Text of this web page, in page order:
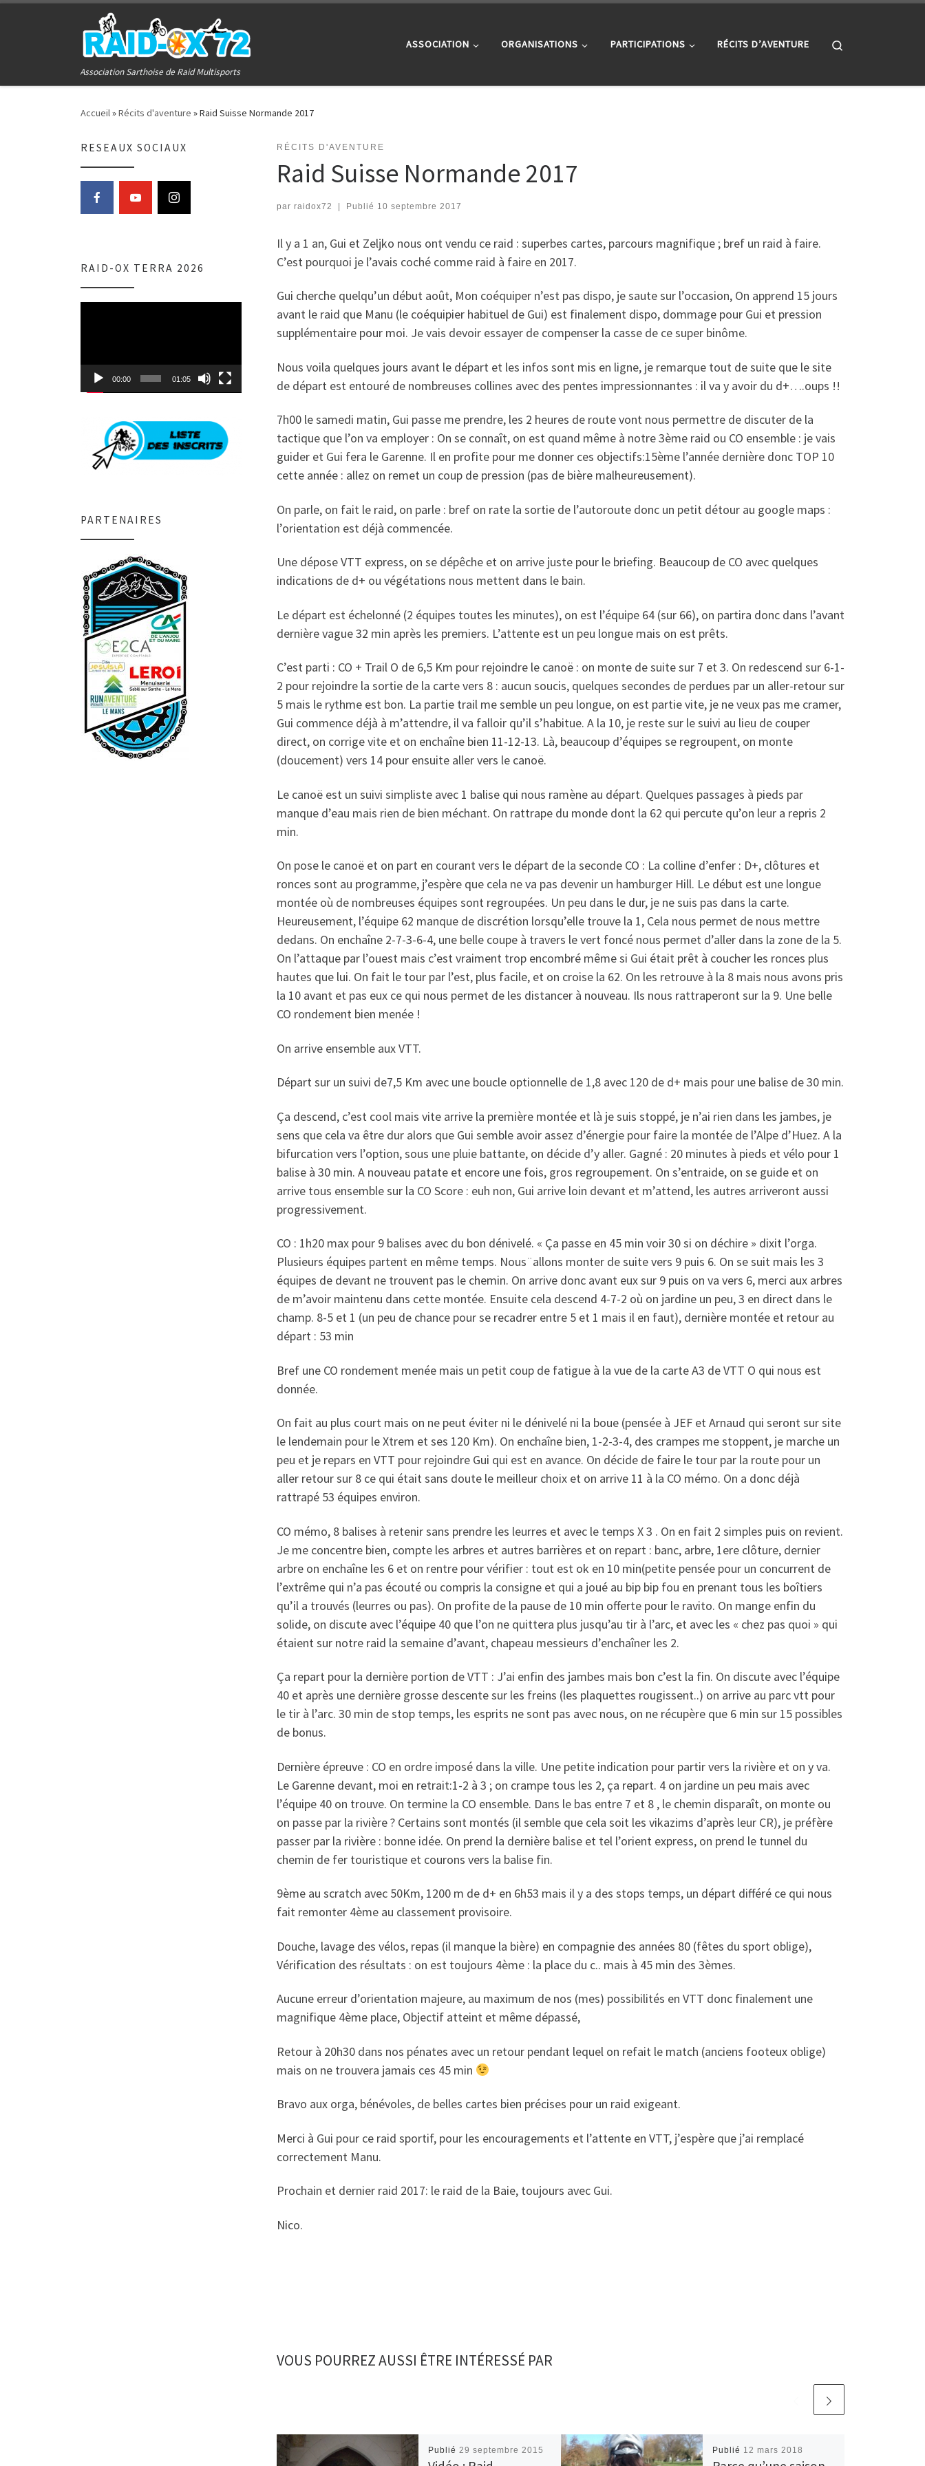
Association Sarthoise de Raid Multisports
ASSOCIATION ORGANISATIONS PARTICIPATIONS RÉCITS D’AVENTURE
Accueil»Récits d'aventure »Raid Suisse Normande 2017
RÉCITS D'AVENTURE
Raid Suisse Normande 2017
par raidox72 | Publié 10 septembre 2017
Il y a 1 an, Gui et Zeljko nous ont vendu ce raid : superbes cartes, parcours magnifique ; bref un raid à faire.
C’est pourquoi je l’avais coché comme raid à faire en 2017.
Gui cherche quelqu’un début août, Mon coéquiper n’est pas dispo, je saute sur l’occasion, On apprend 15 jours
avant le raid que Manu (le coéquipier habituel de Gui) est finalement dispo, dommage pour Gui et pression
supplémentaire pour moi. Je vais devoir essayer de compenser la casse de ce super binôme.
Nous voila quelques jours avant le départ et les infos sont mis en ligne, je remarque tout de suite que le site
de départ est entouré de nombreuses collines avec des pentes impressionnantes : il va y avoir du d+….oups !!
7h00 le samedi matin, Gui passe me prendre, les 2 heures de route vont nous permettre de discuter de la
tactique que l’on va employer : On se connaît, on est quand même à notre 3ème raid ou CO ensemble : je vais
guider et Gui fera le Garenne. Il en profite pour me donner ces objectifs:15ème l’année dernière donc TOP 10
cette année : allez on remet un coup de pression (pas de bière malheureusement).
On parle, on fait le raid, on parle : bref on rate la sortie de l’autoroute donc un petit détour au google maps :
l’orientation est déjà commencée.
Une dépose VTT express, on se dépêche et on arrive juste pour le briefing. Beaucoup de CO avec quelques
indications de d+ ou végétations nous mettent dans le bain.
Le départ est échelonné (2 équipes toutes les minutes), on est l’équipe 64 (sur 66), on partira donc dans l’avant
dernière vague 32 min après les premiers. L’attente est un peu longue mais on est prêts.
C’est parti : CO + Trail O de 6,5 Km pour rejoindre le canoë : on monte de suite sur 7 et 3. On redescend sur 6-1-
2 pour rejoindre la sortie de la carte vers 8 : aucun soucis, quelques secondes de perdues par un aller-retour sur
5 mais le rythme est bon. La partie trail me semble un peu longue, on est partie vite, je ne veux pas me cramer,
Gui commence déjà à m’attendre, il va falloir qu’il s’habitue. A la 10, je reste sur le suivi au lieu de couper
direct, on corrige vite et on enchaîne bien 11-12-13. Là, beaucoup d’équipes se regroupent, on monte
(doucement) vers 14 pour ensuite aller vers le canoë.
Le canoë est un suivi simpliste avec 1 balise qui nous ramène au départ. Quelques passages à pieds par
manque d’eau mais rien de bien méchant. On rattrape du monde dont la 62 qui percute qu’on leur a repris 2
min.
On pose le canoë et on part en courant vers le départ de la seconde CO : La colline d’enfer : D+, clôtures et
ronces sont au programme, j’espère que cela ne va pas devenir un hamburger Hill. Le début est une longue
montée où de nombreuses équipes sont regroupées. Un peu dans le dur, je ne suis pas dans la carte.
Heureusement, l’équipe 62 manque de discrétion lorsqu’elle trouve la 1, Cela nous permet de nous mettre
dedans. On enchaîne 2-7-3-6-4, une belle coupe à travers le vert foncé nous permet d’aller dans la zone de la 5.
On l’attaque par l’ouest mais c’est vraiment trop encombré même si Gui était prêt à coucher les ronces plus
hautes que lui. On fait le tour par l’est, plus facile, et on croise la 62. On les retrouve à la 8 mais nous avons pris
la 10 avant et pas eux ce qui nous permet de les distancer à nouveau. Ils nous rattraperont sur la 9. Une belle
CO rondement bien menée !
On arrive ensemble aux VTT.
Départ sur un suivi de7,5 Km avec une boucle optionnelle de 1,8 avec 120 de d+ mais pour une balise de 30 min.
Ça descend, c’est cool mais vite arrive la première montée et là je suis stoppé, je n’ai rien dans les jambes, je
sens que cela va être dur alors que Gui semble avoir assez d’énergie pour faire la montée de l’Alpe d’Huez. A la
bifurcation vers l’option, sous une pluie battante, on décide d’y aller. Gagné : 20 minutes à pieds et vélo pour 1
balise à 30 min. A nouveau patate et encore une fois, gros regroupement. On s’entraide, on se guide et on
arrive tous ensemble sur la CO Score : euh non, Gui arrive loin devant et m’attend, les autres arriveront aussi
progressivement.
CO : 1h20 max pour 9 balises avec du bon dénivelé. « Ça passe en 45 min voir 30 si on déchire » dixit l’orga.
Plusieurs équipes partent en même temps. Nous¨allons monter de suite vers 9 puis 6. On se suit mais les 3
équipes de devant ne trouvent pas le chemin. On arrive donc avant eux sur 9 puis on va vers 6, merci aux arbres
de m’avoir maintenu dans cette montée. Ensuite cela descend 4-7-2 où on jardine un peu, 3 en direct dans le
champ. 8-5 et 1 (un peu de chance pour se recadrer entre 5 et 1 mais il en faut), dernière montée et retour au
départ : 53 min
Bref une CO rondement menée mais un petit coup de fatigue à la vue de la carte A3 de VTT O qui nous est
donnée.
On fait au plus court mais on ne peut éviter ni le dénivelé ni la boue (pensée à JEF et Arnaud qui seront sur site
le lendemain pour le Xtrem et ses 120 Km). On enchaîne bien, 1-2-3-4, des crampes me stoppent, je marche un
peu et je repars en VTT pour rejoindre Gui qui est en avance. On décide de faire le tour par la route pour un
aller retour sur 8 ce qui était sans doute le meilleur choix et on arrive 11 à la CO mémo. On a donc déjà
rattrapé 53 équipes environ.
CO mémo, 8 balises à retenir sans prendre les leurres et avec le temps X 3 . On en fait 2 simples puis on revient.
Je me concentre bien, compte les arbres et autres barrières et on repart : banc, arbre, 1ere clôture, dernier
arbre on enchaîne les 6 et on rentre pour vérifier : tout est ok en 10 min(petite pensée pour un concurrent de
l’extrême qui n’a pas écouté ou compris la consigne et qui a joué au bip bip fou en prenant tous les boîtiers
qu’il a trouvés (leurres ou pas). On profite de la pause de 10 min offerte pour le ravito. On mange enfin du
solide, on discute avec l’équipe 40 que l’on ne quittera plus jusqu’au tir à l’arc, et avec les « chez pas quoi » qui
étaient sur notre raid la semaine d’avant, chapeau messieurs d’enchaîner les 2.
Ça repart pour la dernière portion de VTT : J’ai enfin des jambes mais bon c’est la fin. On discute avec l’équipe
40 et après une dernière grosse descente sur les freins (les plaquettes rougissent..) on arrive au parc vtt pour
le tir à l’arc. 30 min de stop temps, les esprits ne sont pas avec nous, on ne récupère que 6 min sur 15 possibles
de bonus.
Dernière épreuve : CO en ordre imposé dans la ville. Une petite indication pour partir vers la rivière et on y va.
Le Garenne devant, moi en retrait:1-2 à 3 ; on crampe tous les 2, ça repart. 4 on jardine un peu mais avec
l’équipe 40 on trouve. On termine la CO ensemble. Dans le bas entre 7 et 8 , le chemin disparaît, on monte ou
on passe par la rivière ? Certains sont montés (il semble que cela soit les vikazims d’après leur CR), je préfère
passer par la rivière : bonne idée. On prend la dernière balise et tel l’orient express, on prend le tunnel du
chemin de fer touristique et courons vers la balise fin.
9ème au scratch avec 50Km, 1200 m de d+ en 6h53 mais il y a des stops temps, un départ différé ce qui nous
fait remonter 4ème au classement provisoire.
Douche, lavage des vélos, repas (il manque la bière) en compagnie des années 80 (fêtes du sport oblige),
Vérification des résultats : on est toujours 4ème : la place du c.. mais à 45 min des 3èmes.
Aucune erreur d’orientation majeure, au maximum de nos (mes) possibilités en VTT donc finalement une
magnifique 4ème place, Objectif atteint et même dépassé,
Retour à 20h30 dans nos pénates avec un retour pendant lequel on refait le match (anciens footeux oblige)
mais on ne trouvera jamais ces 45 min
Bravo aux orga, bénévoles, de belles cartes bien précises pour un raid exigeant.
Merci à Gui pour ce raid sportif, pour les encouragements et l’attente en VTT, j’espère que j’ai remplacé
correctement Manu.
Prochain et dernier raid 2017: le raid de la Baie, toujours avec Gui.
Nico.
VOUS POURREZ AUSSI ÊTRE INTÉRESSÉ PAR
Publié 29 septembre 2015 Publié 12 mars 2018
RESEAUX SOCIAUX
RAID-OX TERRA 2026
00:00 01:05
PARTENAIRES